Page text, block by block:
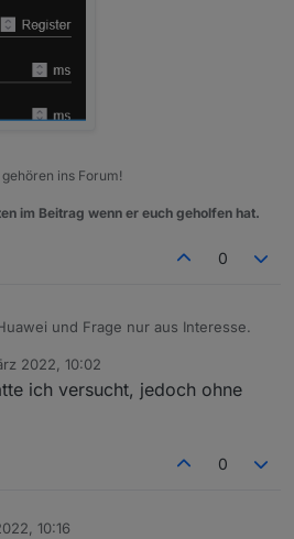
ins Forum!
im Beitrag wenn er euch geholfen hat.
0
und Frage nur aus Interesse.
Adapter läuft auch nicht nach
Werte?
2022, 10:02
ich versucht, jedoch ohne
0
10:16